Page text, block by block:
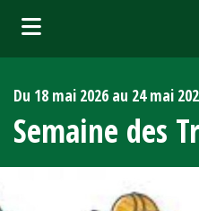
(Attraits touristiques )
Du 18 mai 2026 au 24 mai
Semaine des